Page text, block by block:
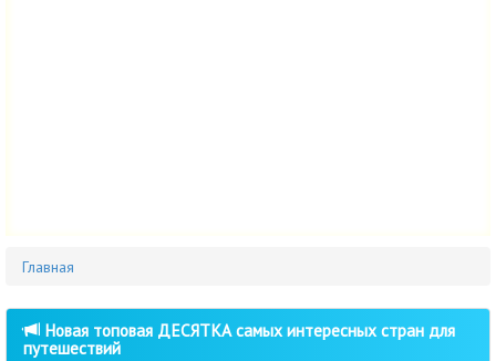
Главная
Новая топовая ДЕСЯТКА самых интересных стран для
путешествий